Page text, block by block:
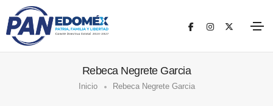
Rebeca Negrete Garcia
Inicio Rebeca Negrete Garcia